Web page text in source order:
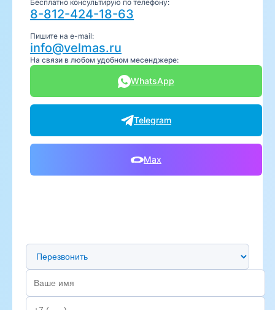
Бесплатно консультирую по телефону:
8-812-424-18-63
Пишите на e-mail:
info@velmas.ru
На связи в любом удобном месенджере:
WhatsApp
Telegram
Max
Предпочтительный способ связи